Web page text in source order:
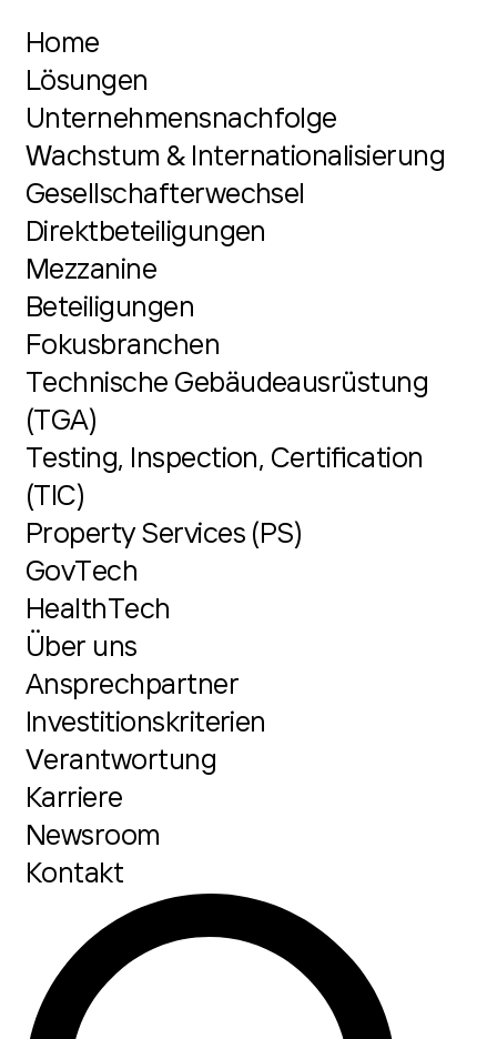
Home
Lösungen
Unternehmensnachfolge
Wachstum & Internationalisierung
Gesellschafterwechsel
Direktbeteiligungen
Mezzanine
Beteiligungen
Fokusbranchen
Technische Gebäudeausrüstung
(TGA)
Testing, Inspection, Certification
(TIC)
Property Services (PS)
GovTech
HealthTech
Über uns
Ansprechpartner
Investitionskriterien
Verantwortung
Karriere
Newsroom
Kontakt